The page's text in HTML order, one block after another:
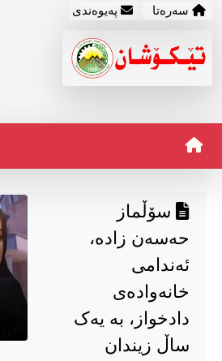
سه‌ره‌تا په‌یوه‌ندی
سۆڵماز
حەسەن زادە،
ئەندامی
خانەوادەی
دادخواز، بە یەک
ساڵ زیندان